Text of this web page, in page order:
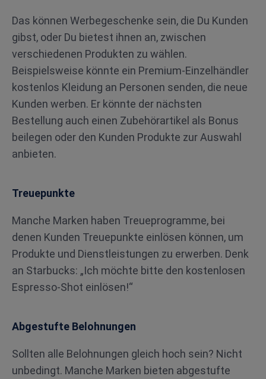
Das können Werbegeschenke sein, die Du Kunden
gibst, oder Du bietest ihnen an, zwischen
verschiedenen Produkten zu wählen.
Beispielsweise könnte ein Premium-Einzelhändler
kostenlos Kleidung an Personen senden, die neue
Kunden werben. Er könnte der nächsten
Bestellung auch einen Zubehörartikel als Bonus
beilegen oder den Kunden Produkte zur Auswahl
anbieten.
Treuepunkte
Manche Marken haben Treueprogramme, bei
denen Kunden Treuepunkte einlösen können, um
Produkte und Dienstleistungen zu erwerben. Denk
an Starbucks: „Ich möchte bitte den kostenlosen
Espresso-Shot einlösen!“
Abgestufte Belohnungen
Sollten alle Belohnungen gleich hoch sein? Nicht
unbedingt. Manche Marken bieten abgestufte